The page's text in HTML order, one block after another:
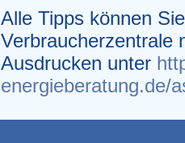
Alle Tipps können
Verbraucherzentrale
Ausdrucken unter
energieberatung.de/